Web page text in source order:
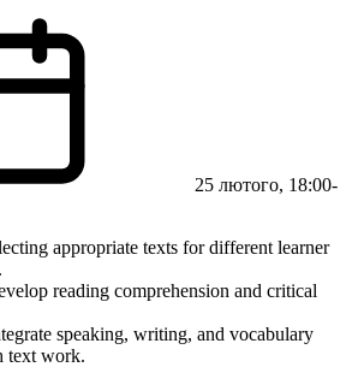
25 лютого, 18:00-
appropriate texts for different learner
reading comprehension and critical
speaking, writing, and vocabulary
text work.